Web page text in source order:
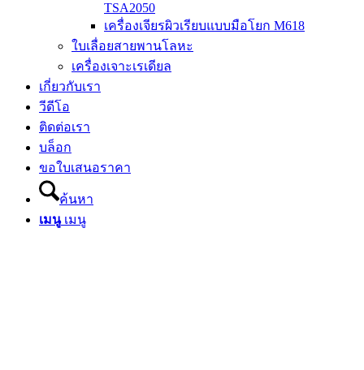
TSA2050
เครื่องเจียรผิวเรียบแบบมือโยก M618
ใบเลื่อยสายพานโลหะ
เครื่องเจาะเรเดียล
เกี่ยวกับเรา
วีดีโอ
ติดต่อเรา
บล็อก
ขอใบเสนอราคา
ค้นหา
เมนู เมนู